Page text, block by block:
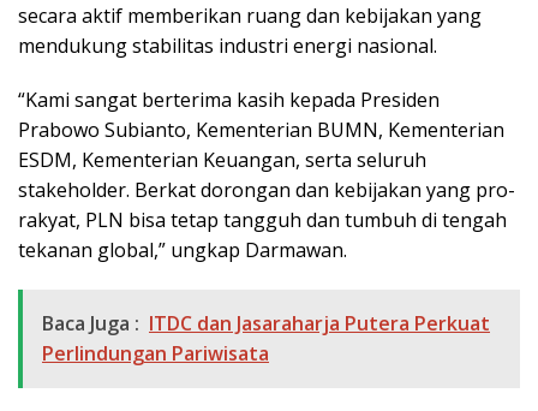
secara aktif memberikan ruang dan kebijakan yang
mendukung stabilitas industri energi nasional.
“Kami sangat berterima kasih kepada Presiden
Prabowo Subianto, Kementerian BUMN, Kementerian
ESDM, Kementerian Keuangan, serta seluruh
stakeholder. Berkat dorongan dan kebijakan yang pro-
rakyat, PLN bisa tetap tangguh dan tumbuh di tengah
tekanan global,” ungkap Darmawan.
Baca Juga : ITDC dan Jasaraharja Putera Perkuat
Perlindungan Pariwisata